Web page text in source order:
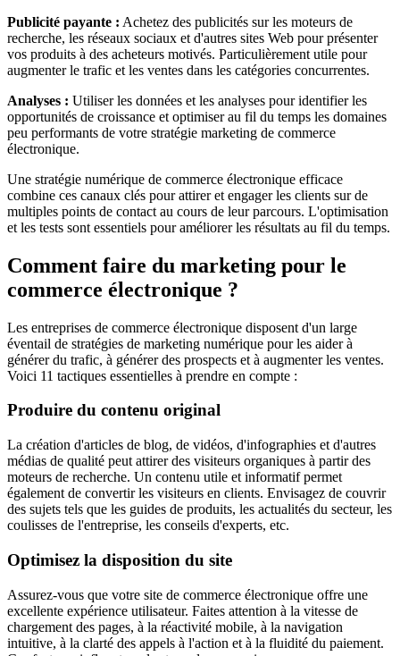
Publicité payante : Achetez des publicités sur les moteurs de
recherche, les réseaux sociaux et d'autres sites Web pour présenter
vos produits à des acheteurs motivés. Particulièrement utile pour
augmenter le trafic et les ventes dans les catégories concurrentes.
Analyses : Utiliser les données et les analyses pour identifier les
opportunités de croissance et optimiser au fil du temps les domaines
peu performants de votre stratégie marketing de commerce
électronique.
Une stratégie numérique de commerce électronique efficace
combine ces canaux clés pour attirer et engager les clients sur de
multiples points de contact au cours de leur parcours. L'optimisation
et les tests sont essentiels pour améliorer les résultats au fil du temps.
Comment faire du marketing pour le
commerce électronique ?
Les entreprises de commerce électronique disposent d'un large
éventail de stratégies de marketing numérique pour les aider à
générer du trafic, à générer des prospects et à augmenter les ventes.
Voici 11 tactiques essentielles à prendre en compte :
Produire du contenu original
La création d'articles de blog, de vidéos, d'infographies et d'autres
médias de qualité peut attirer des visiteurs organiques à partir des
moteurs de recherche. Un contenu utile et informatif permet
également de convertir les visiteurs en clients. Envisagez de couvrir
des sujets tels que les guides de produits, les actualités du secteur, les
coulisses de l'entreprise, les conseils d'experts, etc.
Optimisez la disposition du site
Assurez-vous que votre site de commerce électronique offre une
excellente expérience utilisateur. Faites attention à la vitesse de
chargement des pages, à la réactivité mobile, à la navigation
intuitive, à la clarté des appels à l'action et à la fluidité du paiement.